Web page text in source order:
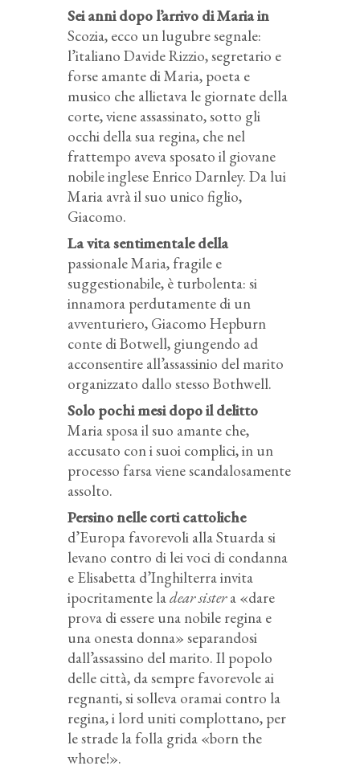
Sei anni dopo l’arrivo di Maria in
Scozia, ecco un lugubre segnale:
l’italiano Davide Rizzio, segretario e
forse amante di Maria, poeta e
musico che allietava le giornate della
corte, viene assassinato, sotto gli
occhi della sua regina, che nel
frattempo aveva sposato il giovane
nobile inglese Enrico Darnley. Da lui
Maria avrà il suo unico figlio,
Giacomo.
La vita sentimentale della
passionale Maria, fragile e
suggestionabile, è turbolenta: si
innamora perdutamente di un
avventuriero, Giacomo Hepburn
conte di Botwell, giungendo ad
acconsentire all’assassinio del marito
organizzato dallo stesso Bothwell.
Solo pochi mesi dopo il delitto
Maria sposa il suo amante che,
accusato con i suoi complici, in un
processo farsa viene scandalosamente
assolto.
Persino nelle corti cattoliche
d’Europa favorevoli alla Stuarda si
levano contro di lei voci di condanna
e Elisabetta d’Inghilterra invita
ipocritamente ladear sistera «dare
prova di essere una nobile regina e
una onesta donna» separandosi
dall’assassino del marito. Il popolo
delle città, da sempre favorevole ai
regnanti, si solleva oramai contro la
regina, i lord uniti complottano, per
le strade la folla grida «born the
whore!».